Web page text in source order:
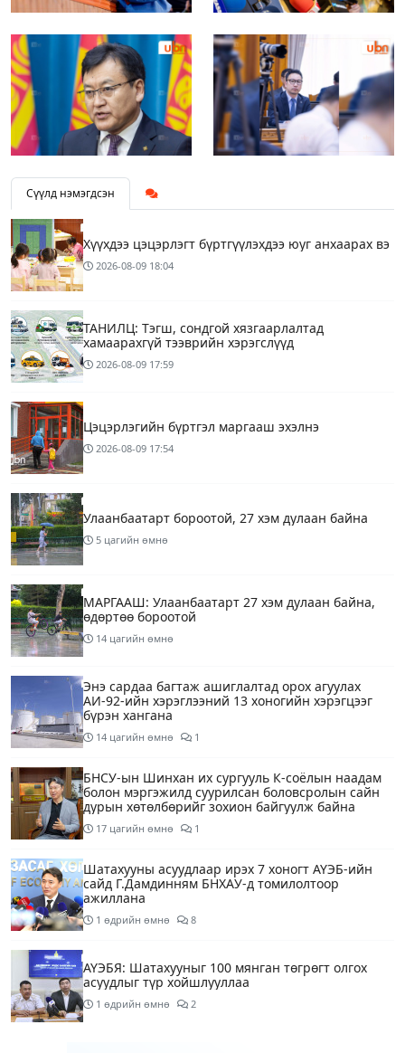
Сүүлд нэмэгдсэн
Хүүхдээ цэцэрлэгт бүртгүүлэхдээ юуг анхаарах вэ
2026-08-09 18:04
ТАНИЛЦ: Тэгш, сондгой хязгаарлалтад
хамаарахгүй тээврийн хэрэгслүүд
2026-08-09 17:59
Цэцэрлэгийн бүртгэл маргааш эхэлнэ
2026-08-09 17:54
Улаанбаатарт бороотой, 27 хэм дулаан байна
5 цагийн өмнө
МАРГААШ: Улаанбаатарт 27 хэм дулаан байна,
өдөртөө бороотой
14 цагийн өмнө
Энэ сардаа багтаж ашиглалтад орох агуулах
АИ-92-ийн хэрэглээний 13 хоногийн хэрэгцээг
бүрэн хангана
14 цагийн өмнө 1
БНСУ-ын Шинхан их сургууль К-соёлын наадам
болон мэргэжилд суурилсан боловсролын сайн
дурын хөтөлбөрийг зохион байгуулж байна
17 цагийн өмнө 1
Шатахууны асуудлаар ирэх 7 хоногт АҮЭБ-ийн
сайд Г.Дамдинням БНХАУ-д томилолтоор
ажиллана
1 өдрийн өмнө 8
АҮЭБЯ: Шатахууныг 100 мянган төгрөгт олгох
асуудлыг түр хойшлууллаа
1 өдрийн өмнө 2